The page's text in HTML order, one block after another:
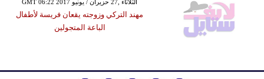
GMT 06:22 2017 الثلاثاء ,27 حزيران / يونيو
مهند التركي وزوجته يقعان فريسة لأطفال
الباعة المتجولين